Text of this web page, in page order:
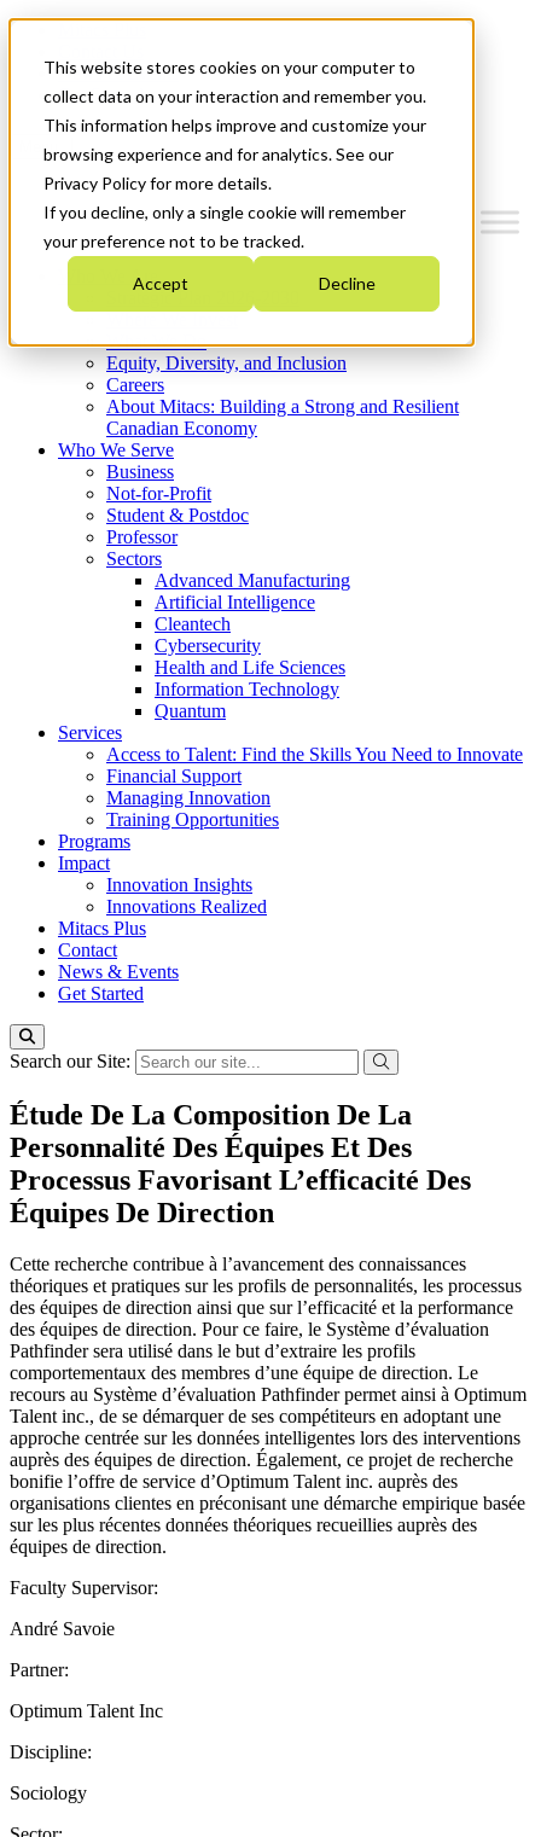
This website stores cookies on your computer to
collect data on your interaction and remember you.
This information helps improve and customize your
browsing experience and for analytics. See our
Privacy Policy for more details.
If you decline, only a single cookie will remember
your preference not to be tracked.
Accept Decline
News & Events
Get Started
Menu
Who We Are
Strategic Plan 2026-2030
What We Do
Equity, Diversity, and Inclusion
Careers
About Mitacs: Building a Strong and Resilient
Canadian Economy
Who We Serve
Business
Not-for-Profit
Student & Postdoc
Professor
Sectors
Advanced Manufacturing
Artificial Intelligence
Cleantech
Cybersecurity
Health and Life Sciences
Information Technology
Quantum
Services
Access to Talent: Find the Skills You Need to Innovate
Financial Support
Managing Innovation
Training Opportunities
Programs
Impact
Innovation Insights
Innovations Realized
Mitacs Plus
Contact
News & Events
Get Started
Search our Site:
Étude De La Composition De La
Personnalité Des Équipes Et Des
Processus Favorisant L’efficacité Des
Équipes De Direction
Cette recherche contribue à l’avancement des connaissances
théoriques et pratiques sur les profils de personnalités, les processus
des équipes de direction ainsi que sur l’efficacité et la performance
des équipes de direction. Pour ce faire, le Système d’évaluation
Pathfinder sera utilisé dans le but d’extraire les profils
comportementaux des membres d’une équipe de direction. Le
recours au Système d’évaluation Pathfinder permet ainsi à Optimum
Talent inc., de se démarquer de ses compétiteurs en adoptant une
approche centrée sur les données intelligentes lors des interventions
auprès des équipes de direction. Également, ce projet de recherche
bonifie l’offre de service d’Optimum Talent inc. auprès des
organisations clientes en préconisant une démarche empirique basée
sur les plus récentes données théoriques recueillies auprès des
équipes de direction.
Faculty Supervisor:
André Savoie
Partner:
Optimum Talent Inc
Discipline:
Sociology